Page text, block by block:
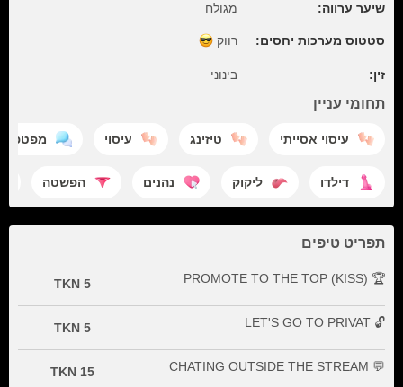
שיער ערווה: מגולח
סטטוס מערכות יחסים: רווק
זין: בינוני
תחומי עניין
עיסוי אסייתי טיזינג עיסוי מפטפט
דילדו ליקוק נהנים הפשטה
תפריט טיפים
🏆 PROMOTE TO THE TOP (KISS)
5 TKN
🔓 LET'S GO TO PRIVAT
5 TKN
💬 CHATING OUTSIDE THE STREAM
15 TKN